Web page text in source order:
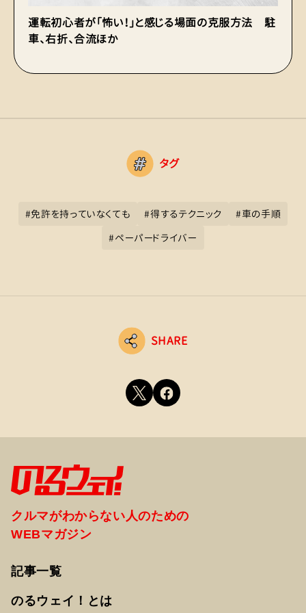
運転初心者が「怖い！」と感じる場面の克服方法 駐
車、右折、合流ほか
タグ
#免許を持っていなくても #得するテクニック #車の手順
#ペーパードライバー
SHARE
クルマがわからない人のための
WEBマガジン
記事一覧
のるウェイ！とは